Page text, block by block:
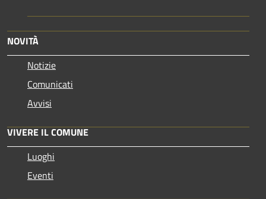
NOVITÀ
Notizie
Comunicati
Avvisi
VIVERE IL COMUNE
Luoghi
Eventi